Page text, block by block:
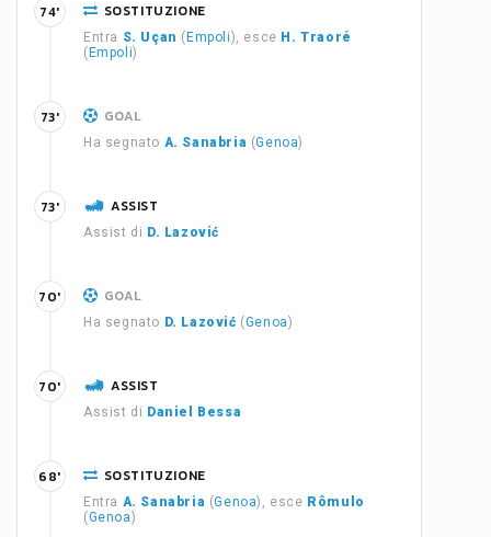
SOSTITUZIONE
Entra S. Uçan ( Empoli), esce H. Traoré
( Empoli)
74'
GOAL
Ha segnato A. Sanabria (Genoa)
73'
ASSIST
Assist di D. Lazović
73'
GOAL
Ha segnato D. Lazović (Genoa)
70'
ASSIST
Assist di Daniel Bessa
70'
SOSTITUZIONE
Entra A. Sanabria (Genoa), esce Rômulo
(Genoa)
68'